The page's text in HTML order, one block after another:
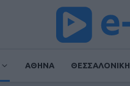
ΑΘΗΝΑ ΘΕΣΣΑΛΟΝΙΚΗ